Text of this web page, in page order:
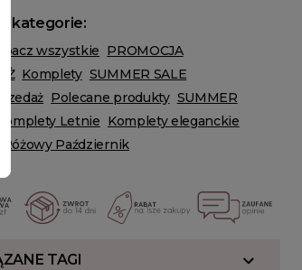
kategorie:
wszystkie PROMOCJA
Komplety SUMMER SALE
Polecane produkty SUMMER
Komplety Letnie Komplety eleganckie
Różowy Październik
TAGI